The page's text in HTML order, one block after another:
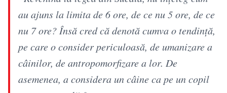
au ajuns la limita de 6 ore, de ce nu 5 ore, de ce
nu 7 ore? Însă cred că denotă cumva o tendință,
pe care o consider periculoasă, de umanizare a
câinilor, de antropomorfizare a lor. De
asemenea, a considera un câine ca pe un copil